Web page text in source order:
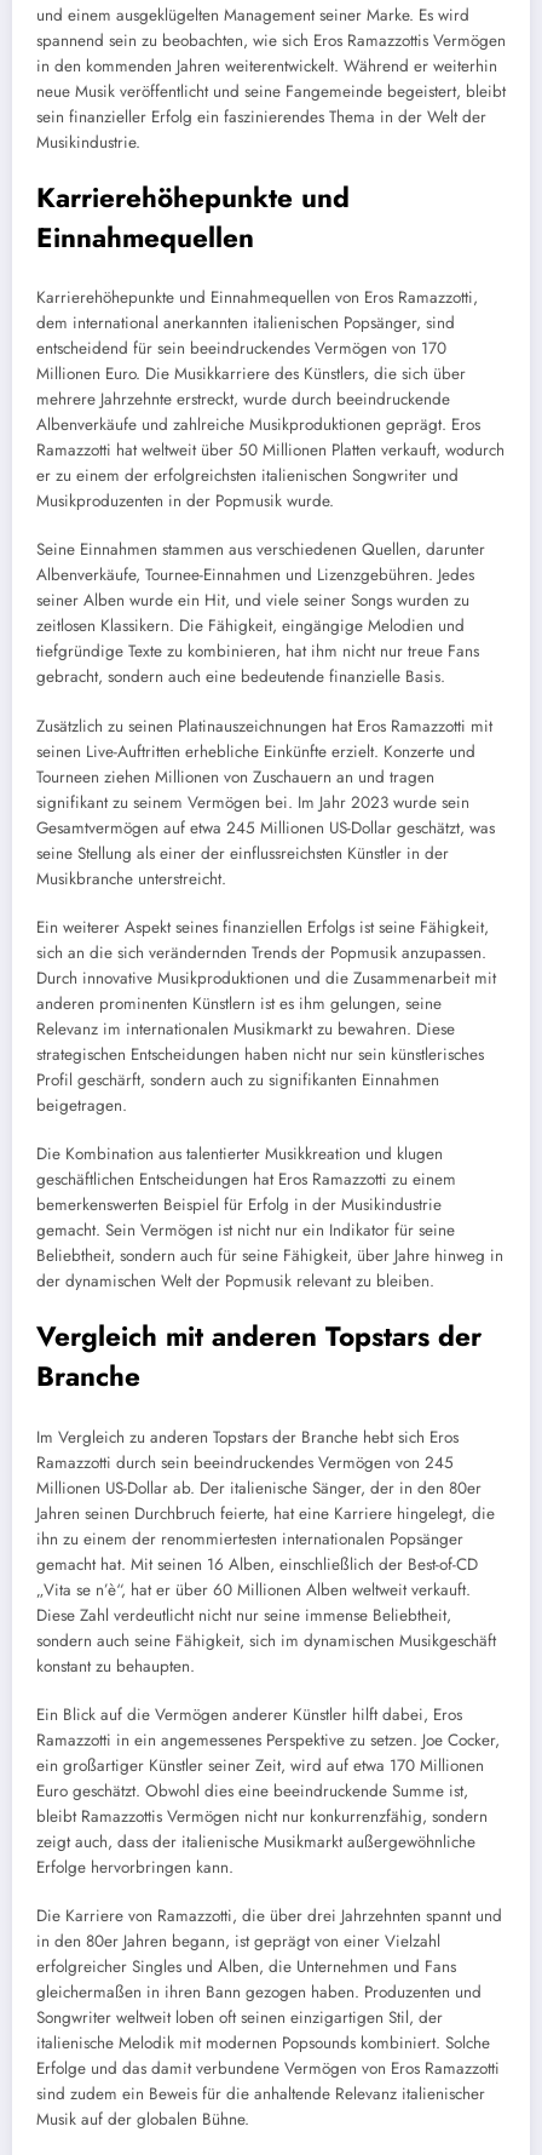
und einem ausgeklügelten Management seiner Marke. Es wird
spannend sein zu beobachten, wie sich Eros Ramazzottis Vermögen
in den kommenden Jahren weiterentwickelt. Während er weiterhin
neue Musik veröffentlicht und seine Fangemeinde begeistert, bleibt
sein finanzieller Erfolg ein faszinierendes Thema in der Welt der
Musikindustrie.
Karrierehöhepunkte und
Einnahmequellen
Karrierehöhepunkte und Einnahmequellen von Eros Ramazzotti,
dem international anerkannten italienischen Popsänger, sind
entscheidend für sein beeindruckendes Vermögen von 170
Millionen Euro. Die Musikkarriere des Künstlers, die sich über
mehrere Jahrzehnte erstreckt, wurde durch beeindruckende
Albenverkäufe und zahlreiche Musikproduktionen geprägt. Eros
Ramazzotti hat weltweit über 50 Millionen Platten verkauft, wodurch
er zu einem der erfolgreichsten italienischen Songwriter und
Musikproduzenten in der Popmusik wurde.
Seine Einnahmen stammen aus verschiedenen Quellen, darunter
Albenverkäufe, Tournee-Einnahmen und Lizenzgebühren. Jedes
seiner Alben wurde ein Hit, und viele seiner Songs wurden zu
zeitlosen Klassikern. Die Fähigkeit, eingängige Melodien und
tiefgründige Texte zu kombinieren, hat ihm nicht nur treue Fans
gebracht, sondern auch eine bedeutende finanzielle Basis.
Zusätzlich zu seinen Platinauszeichnungen hat Eros Ramazzotti mit
seinen Live-Auftritten erhebliche Einkünfte erzielt. Konzerte und
Tourneen ziehen Millionen von Zuschauern an und tragen
signifikant zu seinem Vermögen bei. Im Jahr 2023 wurde sein
Gesamtvermögen auf etwa 245 Millionen US-Dollar geschätzt, was
seine Stellung als einer der einflussreichsten Künstler in der
Musikbranche unterstreicht.
Ein weiterer Aspekt seines finanziellen Erfolgs ist seine Fähigkeit,
sich an die sich verändernden Trends der Popmusik anzupassen.
Durch innovative Musikproduktionen und die Zusammenarbeit mit
anderen prominenten Künstlern ist es ihm gelungen, seine
Relevanz im internationalen Musikmarkt zu bewahren. Diese
strategischen Entscheidungen haben nicht nur sein künstlerisches
Profil geschärft, sondern auch zu signifikanten Einnahmen
beigetragen.
Die Kombination aus talentierter Musikkreation und klugen
geschäftlichen Entscheidungen hat Eros Ramazzotti zu einem
bemerkenswerten Beispiel für Erfolg in der Musikindustrie
gemacht. Sein Vermögen ist nicht nur ein Indikator für seine
Beliebtheit, sondern auch für seine Fähigkeit, über Jahre hinweg in
der dynamischen Welt der Popmusik relevant zu bleiben.
Vergleich mit anderen Topstars der
Branche
Im Vergleich zu anderen Topstars der Branche hebt sich Eros
Ramazzotti durch sein beeindruckendes Vermögen von 245
Millionen US-Dollar ab. Der italienische Sänger, der in den 80er
Jahren seinen Durchbruch feierte, hat eine Karriere hingelegt, die
ihn zu einem der renommiertesten internationalen Popsänger
gemacht hat. Mit seinen 16 Alben, einschließlich der Best-of-CD
„Vita se n’è“, hat er über 60 Millionen Alben weltweit verkauft.
Diese Zahl verdeutlicht nicht nur seine immense Beliebtheit,
sondern auch seine Fähigkeit, sich im dynamischen Musikgeschäft
konstant zu behaupten.
Ein Blick auf die Vermögen anderer Künstler hilft dabei, Eros
Ramazzotti in ein angemessenes Perspektive zu setzen. Joe Cocker,
ein großartiger Künstler seiner Zeit, wird auf etwa 170 Millionen
Euro geschätzt. Obwohl dies eine beeindruckende Summe ist,
bleibt Ramazzottis Vermögen nicht nur konkurrenzfähig, sondern
zeigt auch, dass der italienische Musikmarkt außergewöhnliche
Erfolge hervorbringen kann.
Die Karriere von Ramazzotti, die über drei Jahrzehnten spannt und
in den 80er Jahren begann, ist geprägt von einer Vielzahl
erfolgreicher Singles und Alben, die Unternehmen und Fans
gleichermaßen in ihren Bann gezogen haben. Produzenten und
Songwriter weltweit loben oft seinen einzigartigen Stil, der
italienische Melodik mit modernen Popsounds kombiniert. Solche
Erfolge und das damit verbundene Vermögen von Eros Ramazzotti
sind zudem ein Beweis für die anhaltende Relevanz italienischer
Musik auf der globalen Bühne.